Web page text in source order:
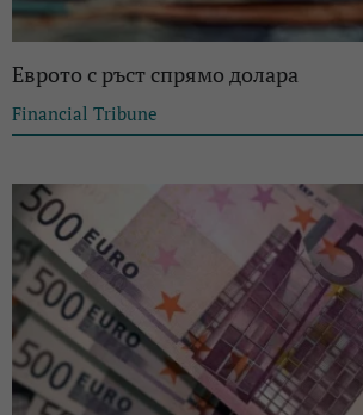
Еврото с ръст спрямо долара
Financial Tribune